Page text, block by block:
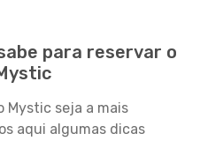
para reservar o
Mystic seja a mais
aqui algumas dicas